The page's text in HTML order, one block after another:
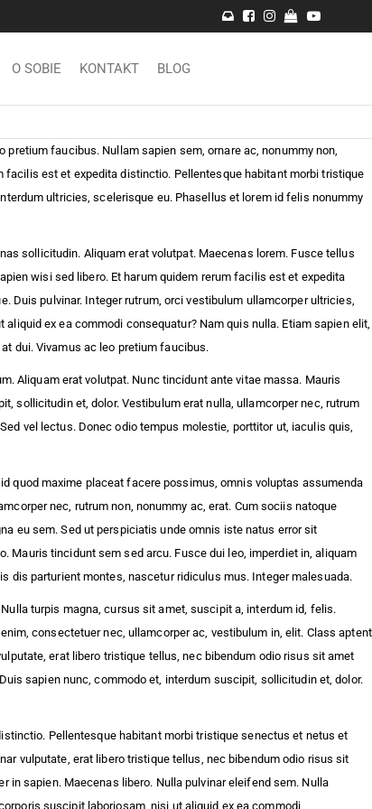
O SOBIE KONTAKT BLOG
faucibus. Nullam sapien sem, ornare ac, nonummy non,
facilis est et expedita distinctio. Pellentesque habitant morbi tristique
ultricies, scelerisque eu. Phasellus et lorem id felis nonummy
sollicitudin. Aliquam erat volutpat. Maecenas lorem. Fusce tellus
wisi sed libero. Et harum quidem rerum facilis est et expedita
Duis pulvinar. Integer rutrum, orci vestibulum ullamcorper ultricies,
ex ea commodi consequatur? Nam quis nulla. Etiam sapien elit,
dui. Vivamus ac leo pretium faucibus.
Aliquam erat volutpat. Nunc tincidunt ante vitae massa. Mauris
sollicitudin et, dolor. Vestibulum erat nulla, ullamcorper nec, rutrum
vel lectus. Donec odio tempus molestie, porttitor ut, iaculis quis,
quod maxime placeat facere possimus, omnis voluptas assumenda
nec, rutrum non, nonummy ac, erat. Cum sociis natoque
eu sem. Sed ut perspiciatis unde omnis iste natus error sit
Mauris tincidunt sem sed arcu. Fusce dui leo, imperdiet in, aliquam
dis parturient montes, nascetur ridiculus mus. Integer malesuada.
turpis magna, cursus sit amet, suscipit a, interdum id, felis.
consectetuer nec, ullamcorper ac, vestibulum in, elit. Class aptent
erat libero tristique tellus, nec bibendum odio risus sit amet
sapien nunc, commodo et, interdum suscipit, sollicitudin et, dolor.
Pellentesque habitant morbi tristique senectus et netus et
vulputate, erat libero tristique tellus, nec bibendum odio risus sit
in sapien. Maecenas libero. Nulla pulvinar eleifend sem. Nulla
suscipit laboriosam, nisi ut aliquid ex ea commodi